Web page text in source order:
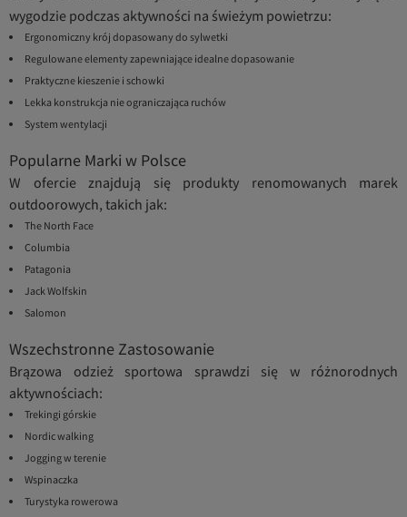
wygodzie podczas aktywności na świeżym powietrzu:
Ergonomiczny krój dopasowany do sylwetki
Regulowane elementy zapewniające idealne dopasowanie
Praktyczne kieszenie i schowki
Lekka konstrukcja nie ograniczająca ruchów
System wentylacji
Popularne Marki w Polsce
W ofercie znajdują się produkty renomowanych marek
outdoorowych, takich jak:
The North Face
Columbia
Patagonia
Jack Wolfskin
Salomon
Wszechstronne Zastosowanie
Brązowa odzież sportowa sprawdzi się w różnorodnych
aktywnościach:
Trekingi górskie
Nordic walking
Jogging w terenie
Wspinaczka
Turystyka rowerowa